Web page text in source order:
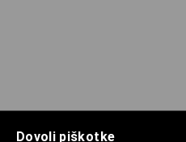
Dovoli piškotke